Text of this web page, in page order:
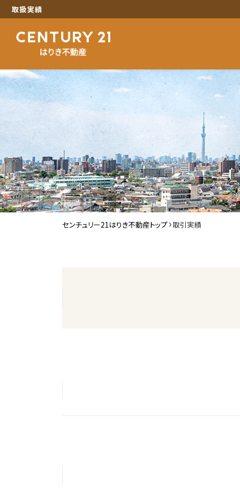
取扱実績
センチュリー21はりき不動産トップ 取引実績